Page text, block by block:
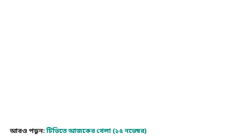
আরও পড়ুন: টিভিতে আজকের খেলা (১৫ নভেম্বর)